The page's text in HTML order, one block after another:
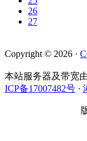
26
27
Copyright © 2026 ·
本站服务器及带宽
ICP备17007482号 ·